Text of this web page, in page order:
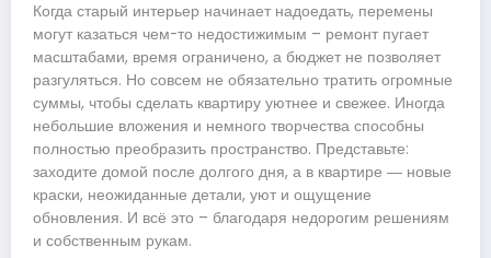
Когда старый интерьер начинает надоедать, перемены
могут казаться чем-то недостижимым – ремонт пугает
масштабами, время ограничено, а бюджет не позволяет
разгуляться. Но совсем не обязательно тратить огромные
суммы, чтобы сделать квартиру уютнее и свежее. Иногда
небольшие вложения и немного творчества способны
полностью преобразить пространство. Представьте:
заходите домой после долгого дня, а в квартире ― новые
краски, неожиданные детали, уют и ощущение
обновления. И всё это – благодаря недорогим решениям
и собственным рукам.